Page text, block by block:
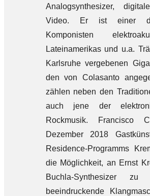
Analogsynthesizer,
Video. Er ist einer
Komponisten
Lateinamerikas und u.a.
Karlsruhe vergebenen
den von Colasanto
zählen neben den
auch jene der
Rockmusik. Francisco
Dezember 2018
Residence-Programms
die Möglichkeit, an Ernst
Buchla-Synthesizer
beeindruckende